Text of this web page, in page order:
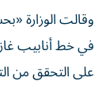
وقالت الوزارة
على التحقق من